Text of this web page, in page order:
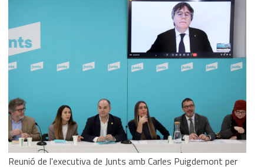
Reunió de l'executiva de Junts amb Carles Puigdemont per